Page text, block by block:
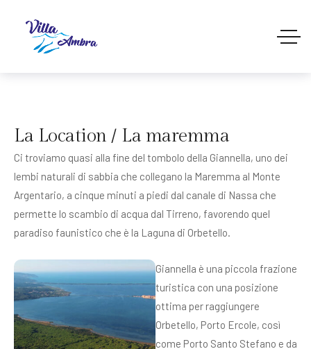
La Location / La maremma
Ci troviamo quasi alla fine del tombolo della Giannella, uno dei
lembi naturali di sabbia che collegano la Maremma al Monte
Argentario, a cinque minuti a piedi dal canale di Nassa che
permette lo scambio di acqua dal Tirreno, favorendo quel
paradiso faunistico che è la Laguna di Orbetello.
Giannella è una piccola frazione
turistica con una posizione
ottima per raggiungere
Orbetello, Porto Ercole, così
come Porto Santo Stefano e da